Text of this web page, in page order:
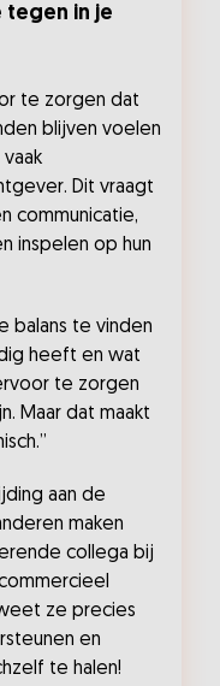
tegen in je
te zorgen dat
blijven voelen
vaak
Dit vraagt
communicatie,
inspelen op hun
balans te vinden
heeft en wat
te zorgen
Maar dat maakt
aan de
maken
collega bij
ze precies
en
te halen!